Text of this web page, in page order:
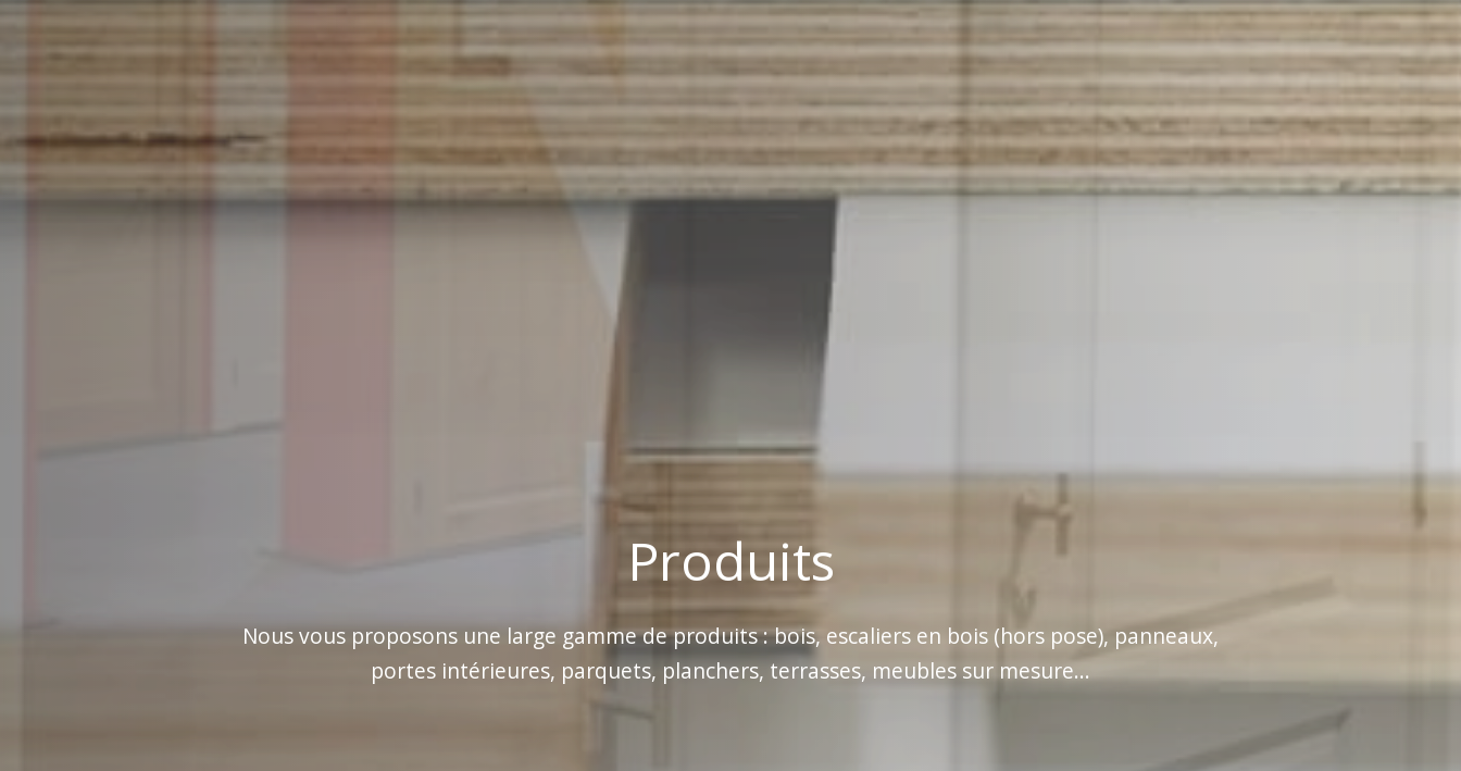
Produits
Nous vous proposons une large gamme de produits : bois, escaliers en bois (hors pose), panneaux,
portes intérieures, parquets, planchers, terrasses, meubles sur mesure...